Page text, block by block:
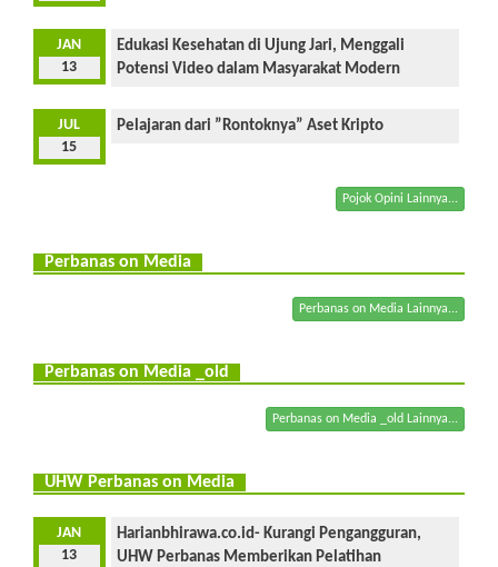
JAN
13
Edukasi Kesehatan di Ujung Jari, Menggali
Potensi Video dalam Masyarakat Modern
JUL
15
Pelajaran dari ”Rontoknya” Aset Kripto
Pojok Opini Lainnya...
Perbanas on Media
Perbanas on Media Lainnya...
Perbanas on Media _old
Perbanas on Media _old Lainnya...
UHW Perbanas on Media
JAN
13
Harianbhirawa.co.id- Kurangi Pengangguran,
UHW Perbanas Memberikan Pelatihan